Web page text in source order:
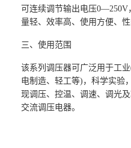
可连续调节输出电压0—250V
量轻、效率高、使用方便、
三、 使用范围
该系列调压器可广泛用于工
电制造、轻工等) ，科学实验
现调压、控温、调速、调光
交流调压电器。